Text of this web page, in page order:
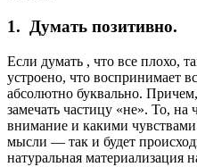
1. Думать позитивно.
Если думать , что все плохо,
устроено, что воспринимает
абсолютно буквально. Причем,
замечать частицу «не». То,
внимание и какими
мысли — так и будет
натуральная материализация